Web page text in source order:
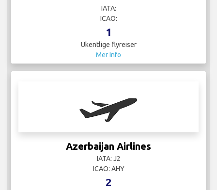
IATA:
ICAO:
1
Ukentlige flyreiser
Mer Info
Azerbaijan Airlines
IATA: J2
ICAO: AHY
2